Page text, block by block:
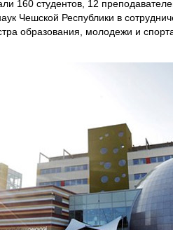
160 студентов, 12
Чешской Республики в
образования, молодежи и